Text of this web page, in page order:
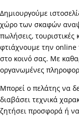
Δημιουργούμε
χώρο των σκαφών
πωλήσεις, τουριστικές
φτιάχνουμε την online
στο κοινό σας. Με
οργανωμένες
Μπορεί ο πελάτης να
διαβάσει τεχνικά
ζητήσει προσφορά ή